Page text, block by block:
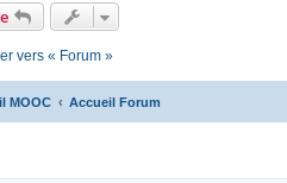
vers « Forum »
MOOC Accueil Forum